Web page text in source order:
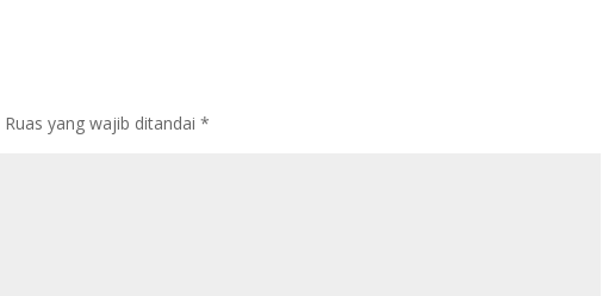
Ruas yang wajib ditandai*